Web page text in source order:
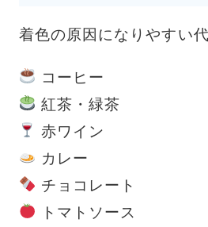
着色の原因になりやすい代
コーヒー
紅茶・緑茶
赤ワイン
カレー
チョコレート
トマトソース